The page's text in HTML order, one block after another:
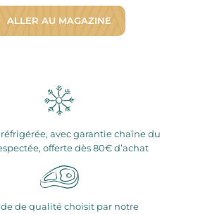
ALLER AU MAGAZINE
avec garantie chaîne du
offerte dès 80€ d’achat
de qualité choisit par notre